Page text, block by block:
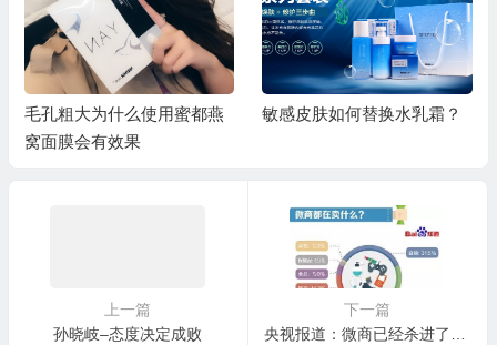
么使用蜜都燕
果
敏感皮肤如何替换水乳霜？ 敏感肌肤使
上一篇
孙晓岐–态度决定成败
下一篇
央视报道：微商已经杀进了零售前3强！你还在犹豫什么？